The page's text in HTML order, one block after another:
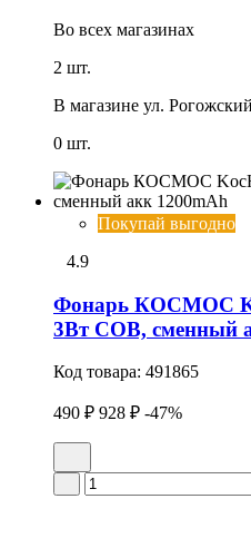
Во всех магазинах
2 шт.
В магазине ул.
0 шт.
Покупай выгодно
4.9
Фонарь КОСМОС
3Вт СОВ, сменный
Код товара: 491865
490 ₽ 928 ₽ -47%